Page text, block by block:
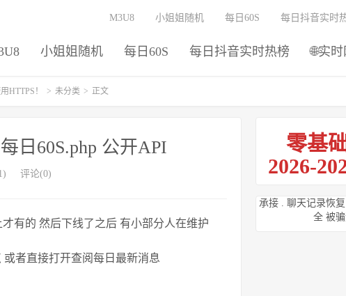
小姐姐随机 每日60S 每日抖音实时热榜 🌐实
M3U8 小姐姐随机 每日60S 每日抖音实时
HTTPS！ > 未分类 > 正文
日60S.php 公开API
评论(0)
有的 然后下线了之后 有小部分人在维护
者直接打开查阅每日最新消息
零基
2026-
承接 . 聊天记录恢
全 被